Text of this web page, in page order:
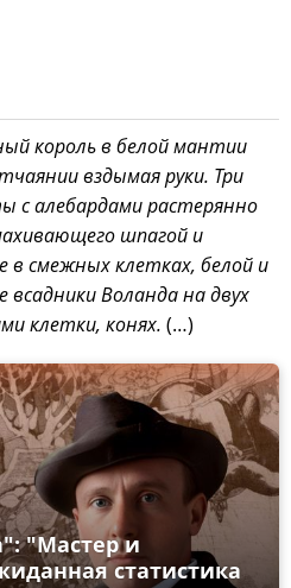
король в белой мантии
вздымая руки. Три
с алебардами растерянно
шпагой и
в смежных клетках, белой и
всадники Воланда на двух
клетки, конях. (…)
"Мастер и
статистика